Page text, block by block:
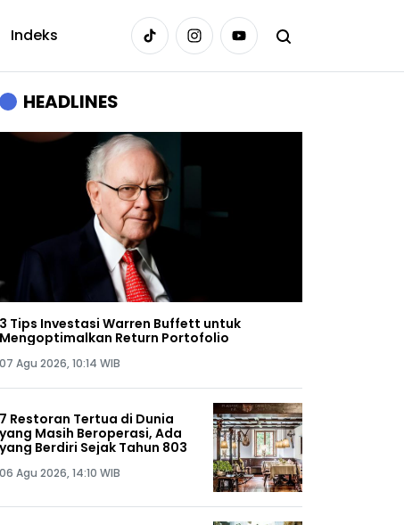
Indeks
HEADLINES
3 Tips Investasi Warren Buffett untuk
Mengoptimalkan Return Portofolio
07 Agu 2026, 10:14 WIB
7 Restoran Tertua di Dunia
yang Masih Beroperasi, Ada
yang Berdiri Sejak Tahun 803
06 Agu 2026, 14:10 WIB